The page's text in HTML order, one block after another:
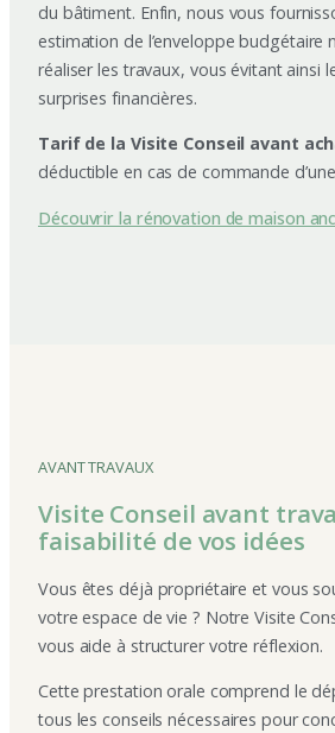
du bâtiment. Enfin, nous vous
estimation de l’enveloppe budgétaire
réaliser les travaux, vous évitant ainsi
surprises financières.
Tarif de la Visite Conseil avant
déductible en cas de commande
Découvrir la rénovation de maison
AVANT TRAVAUX
Visite Conseil avant
faisabilité de vos idées
Vous êtes déjà propriétaire et vous
votre espace de vie ? Notre Visite
vous aide à structurer votre réflexion.
Cette prestation orale comprend le
tous les conseils nécessaires pour